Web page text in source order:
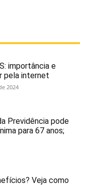
importância e
pela internet
2024
Previdência pode
para 67 anos;
Veja como